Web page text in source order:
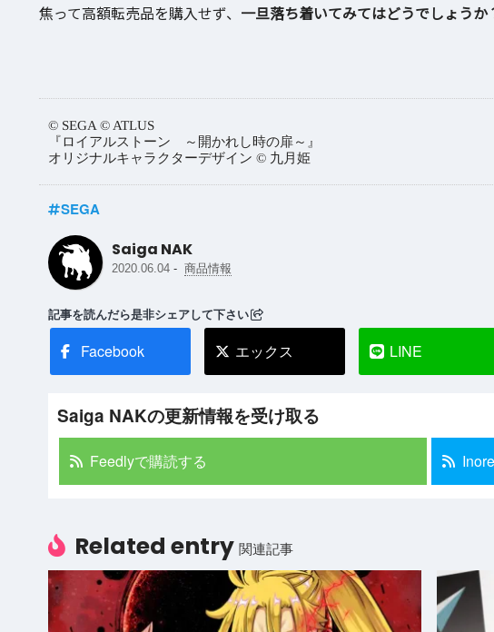
焦って高額転売品を購入せず、 一旦落ち着いてみてはどうでしょうか
© SEGA © ATLUS
『ロイアルストーン ～開かれし時の扉～』
オリジナルキャラクターデザイン © 九月姫
SEGA
Saiga NAK
2020.06.04- 商品情報
記事を読んだら是非シェアして下さい
Facebook エックス LINE
Saiga NAKの更新情報を受け取る
Feedlyで購読する
Related entry 関連記事